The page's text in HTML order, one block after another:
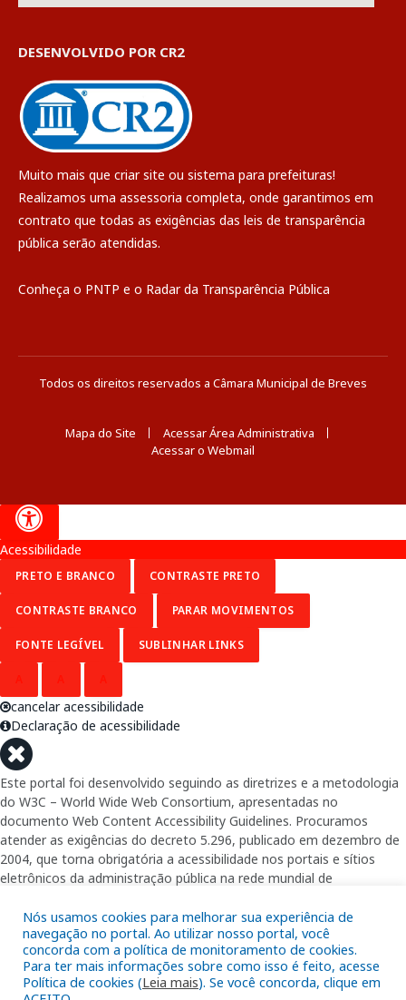
DESENVOLVIDO POR CR2
Muito mais que criar site ou sistema para prefeituras!
Realizamos uma assessoria completa, onde garantimos em
contrato que todas as exigências das leis de transparência
pública serão atendidas.
Conheça o PNTP e o Radar da Transparência Pública
Todos os direitos reservados a Câmara Municipal de Breves
Mapa do Site
Acessar Área Administrativa
Acessar o Webmail
Nós usamos cookies para melhorar sua experiência de
navegação no portal. Ao utilizar nosso portal, você
concorda com a política de monitoramento de cookies.
Para ter mais informações sobre como isso é feito, acesse
Política de cookies (Leia mais). Se você concorda, clique em
Acessibilidade
PRETO E BRANCO CONTRASTE PRETO
CONTRASTE BRANCO PARAR MOVIMENTOS
FONTE LEGÍVEL SUBLINHAR LINKS
cancelar acessibilidade
Declaração de acessibilidade
Este portal foi desenvolvido seguindo as diretrizes e a metodologia
do W3C – World Wide Web Consortium, apresentadas no
documento Web Content Accessibility Guidelines. Procuramos
atender as exigências do decreto 5.296, publicado em dezembro de
2004, que torna obrigatória a acessibilidade nos portais e sítios
eletrônicos da administração pública na rede mundial de
garantindo-lhes o pleno acesso aos conteúdos disponíveis.
Além de validações automáticas, foram realizados testes em
diversos navegadores e através do utilitário de acesso a Internet do
DOSVOX, sistema operacional destinado deficientes visuais.